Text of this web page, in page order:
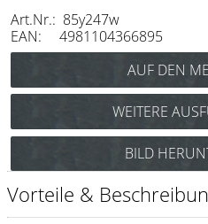
Messer / Klingen
Feather
e-kwip
Kämme
Fejic
Art.Nr.: 85y247w
EAN: 4981104366895
WEITERE
Y.S. Park Mambo
(blau) Art.Nr.: 85y247b
BILD
Vorteile &